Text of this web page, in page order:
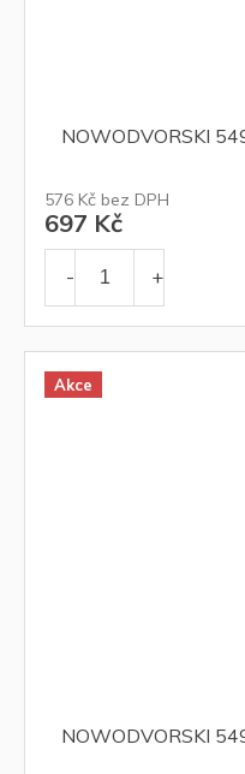
NOWODVORSKI
576 Kč bez DPH
697 Kč
Akce
NOWODVORSKI